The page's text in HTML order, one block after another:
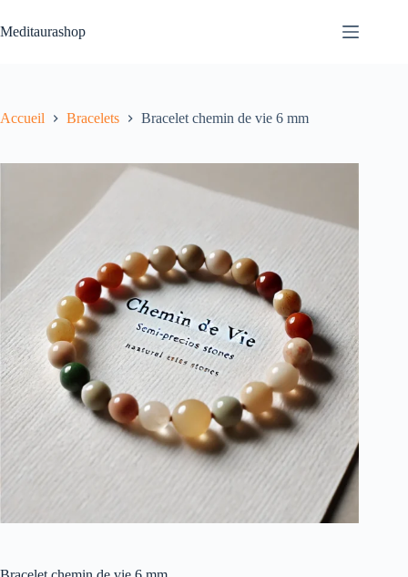
au
contenu
Meditaurashop
Accueil Bracelets Bracelet chemin de vie 6 mm